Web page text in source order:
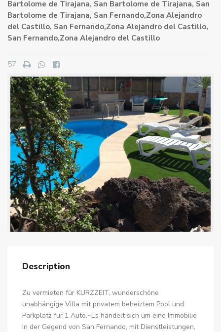
Bartolome de Tirajana, San Bartolome de Tirajana, San
Bartolome de Tirajana, San Fernando,Zona Alejandro
del Castillo, San Fernando,Zona Alejandro del Castillo,
San Fernando,Zona Alejandro del Castillo
57
Description
Zu vermieten für KURZZEIT, wunderschöne
unabhängige Villa mit privatem beheiztem Pool und
Parkplatz für 1 Auto.~Es handelt sich um eine Immobilie
in der Gegend von San Fernando, mit Dienstleistungen,